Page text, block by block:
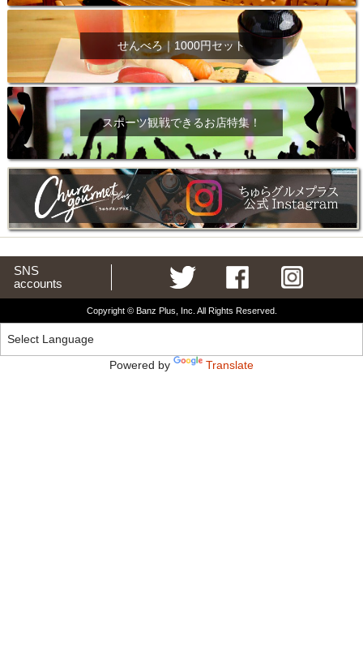
せんべろ｜1000円セット
スポーツ観戦できるお店特集！
SNS
accounts
Copyright © Banz Plus, Inc. All Rights Reserved.
Powered by Translate